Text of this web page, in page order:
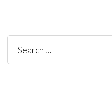
Search
for: